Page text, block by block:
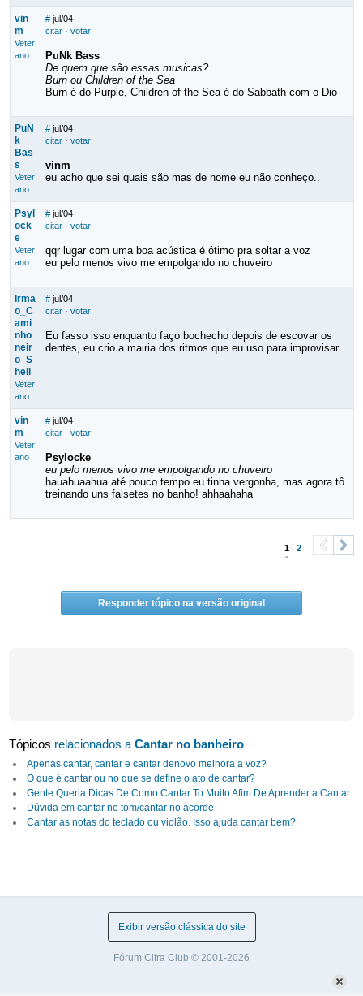
vin
m
Veter
ano
# jul/04
citar· votar
PuNk Bass
De quem que são essas musicas?
Burn ou Children of the Sea
Burn é do Purple, Children of the Sea é do Sabbath com o Dio
PuN
k
Bas
s
Veter
ano
# jul/04
citar· votar
vinm
eu acho que sei quais são mas de nome eu não conheço..
Psyl
ock
e
Veter
ano
# jul/04
citar· votar
qqr lugar com uma boa acústica é ótimo pra soltar a voz
eu pelo menos vivo me empolgando no chuveiro
Irma
o_C
ami
nho
neir
o_S
hell
Veter
ano
# jul/04
citar· votar
Eu fasso isso enquanto faço bochecho depois de escovar os
dentes, eu crio a mairia dos ritmos que eu uso para improvisar.
vin
m
Veter
ano
# jul/04
citar· votar
Psylocke
eu pelo menos vivo me empolgando no chuveiro
hauahuaahua até pouco tempo eu tinha vergonha, mas agora tô
treinando uns falsetes no banho! ahhaahaha
1 2
Responder tópico na versão original
Tópicos relacionados aCantar no banheiro
Apenas cantar, cantar e cantar denovo melhora a voz?
O que é cantar ou no que se define o ato de cantar?
Gente Queria Dicas De Como Cantar To Muito Afim De Aprender a Cantar
Dúvida em cantar no tom/cantar no acorde
Cantar as notas do teclado ou violão. Isso ajuda cantar bem?
Exibir versão clássica do site
Fórum Cifra Club © 2001-2026